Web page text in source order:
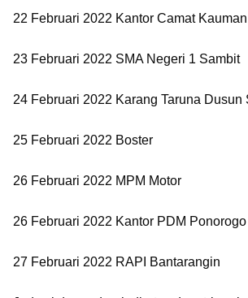
22 Februari 2022 Kantor Camat Kauman
23 Februari 2022 SMA Negeri 1 Sambit
24 Februari 2022 Karang Taruna Dusun
25 Februari 2022 Boster
26 Februari 2022 MPM Motor
26 Februari 2022 Kantor PDM Ponorogo
27 Februari 2022 RAPI Bantarangin